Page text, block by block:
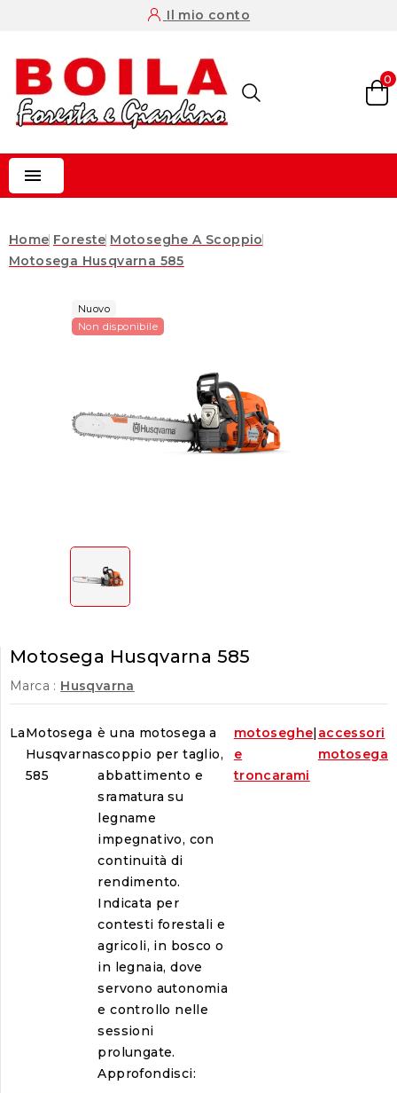
Il mio conto
0

Home Foreste Motoseghe A Scoppio
Motosega Husqvarna 585
Nuovo
Non disponibile
Motosega Husqvarna 585
Marca : Husqvarna
LaMotosega
Husqvarna
585
è una motosega a
scoppio per taglio,
abbattimento e
sramatura su
legname
impegnativo, con
continuità di
rendimento.
Indicata per
contesti forestali e
agricoli, in bosco o
in legnaia, dove
servono autonomia
e controllo nelle
sessioni
prolungate.
Approfondisci:
motoseghe
e
troncarami
|accessori
motosega